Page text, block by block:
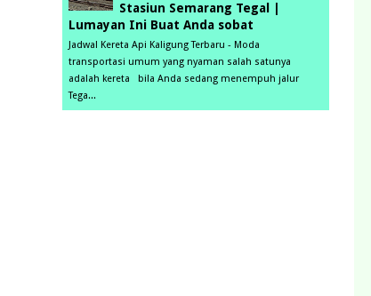
Stasiun Semarang Tegal |
Lumayan Ini Buat Anda sobat
Jadwal Kereta Api Kaligung Terbaru - Moda
transportasi umum yang nyaman salah satunya
adalah kereta bila Anda sedang menempuh jalur
Tega...